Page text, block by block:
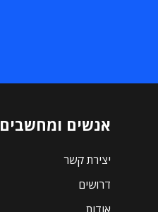
אנשים ומחשבים
יצירת קשר
דרושים